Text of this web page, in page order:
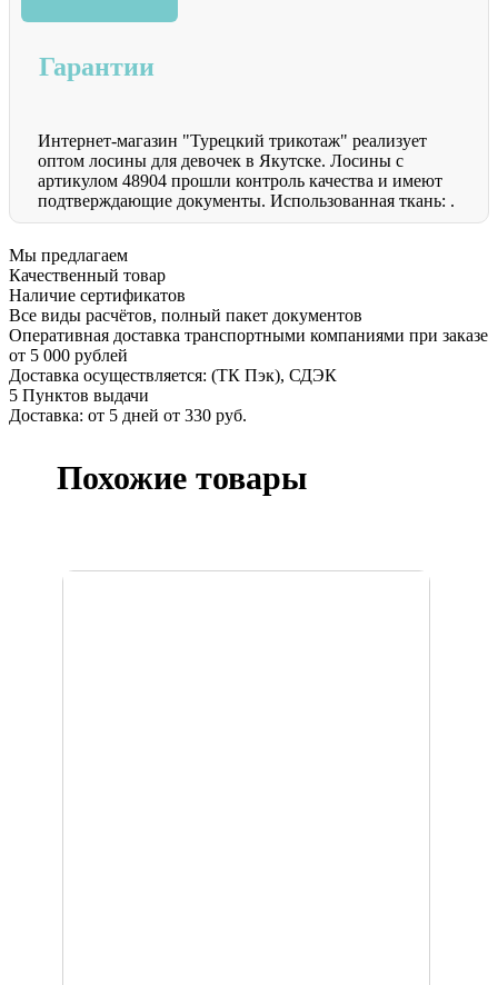
Гарантии
Интернет-магазин "Турецкий трикотаж" реализует
оптом лосины для девочек в Якутске. Лосины с
артикулом 48904 прошли контроль качества и имеют
подтверждающие документы. Использованная ткань: .
Мы предлагаем
Качественный товар
Наличие сертификатов
Все виды расчётов, полный пакет документов
Оперативная доставка транспортными компаниями при заказе
от 5 000 рублей
Доставка осуществляется: (ТК Пэк), СДЭК
5 Пунктов выдачи
Доставка: от 5 дней от 330 руб.
Похожие товары